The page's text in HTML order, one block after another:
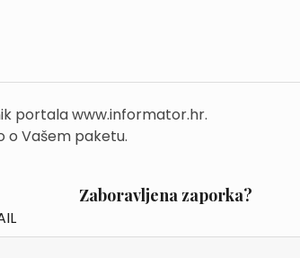
portala www.informator.hr.
o Vašem paketu.
Zaboravljena zaporka?